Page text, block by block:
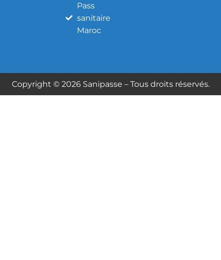
Pass
sanitaire
Maroc
Copyright © 2026 Sanipasse – Tous droits réservés.